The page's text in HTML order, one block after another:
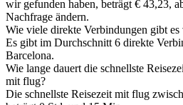
wir gefunden haben, beträgt € 43,23,
Nachfrage ändern.
Wie viele direkte Verbindungen gibt
Es gibt im Durchschnitt 6 direkte
Barcelona.
Wie lange dauert die schnellste
mit flug?
Die schnellste Reisezeit mit flug